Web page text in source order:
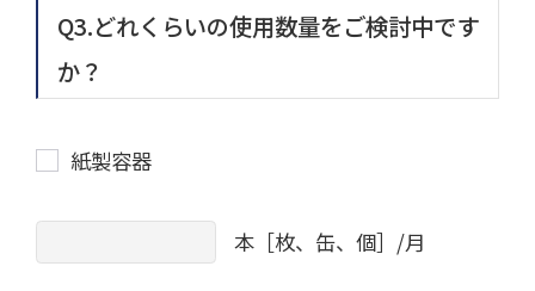
Q3.どれくらいの使用数量をご検討中です
か？
紙製容器
本［枚、缶、個］/月